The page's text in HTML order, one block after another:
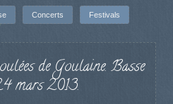
Concerts Festivals
de Goulaine. Basse
mars 2013.